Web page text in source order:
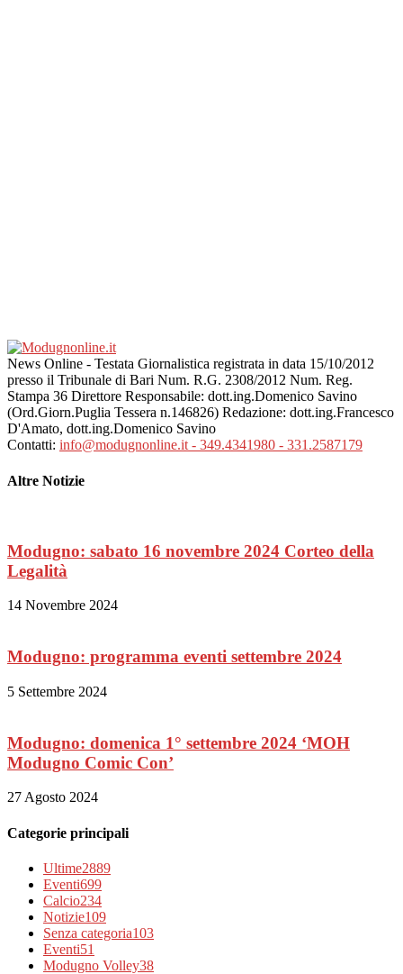
News Online - Testata Giornalistica registrata in data 15/10/2012
presso il Tribunale di Bari Num. R.G. 2308/2012 Num. Reg.
Stampa 36 Direttore Responsabile: dott.ing.Domenico Savino
(Ord.Giorn.Puglia Tessera n.146826) Redazione: dott.ing.Francesco
D'Amato, dott.ing.Domenico Savino
Contatti: info@modugnonline.it - 349.4341980 - 331.2587179
Altre Notizie
Modugno: sabato 16 novembre 2024 Corteo della
Legalità
14 Novembre 2024
Modugno: programma eventi settembre 2024
5 Settembre 2024
Modugno: domenica 1° settembre 2024 ‘MOH
Modugno Comic Con’
27 Agosto 2024
Categorie principali
Ultime2889
Eventi699
Calcio234
Notizie109
Senza categoria103
Eventi51
Modugno Volley38